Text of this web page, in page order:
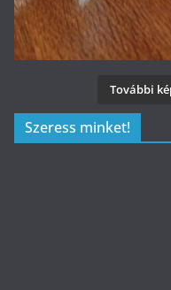
További
Szeress minket!